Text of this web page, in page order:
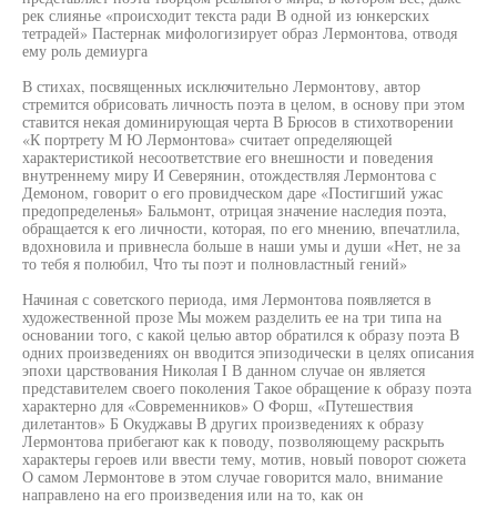
рек слиянье «происходит текста ради В одной из юнкерских
тетрадей» Пастернак мифологизирует образ Лермонтова, отводя
ему роль демиурга
В стихах, посвященных исключительно Лермонтову, автор
стремится обрисовать личность поэта в целом, в основу при этом
ставится некая доминирующая черта В Брюсов в стихотворении
«К портрету М Ю Лермонтова» считает определяющей
характеристикой несоответствие его внешности и поведения
внутреннему миру И Северянин, отождествляя Лермонтова с
Демоном, говорит о его провидческом даре «Постигший ужас
предопределенья» Бальмонт, отрицая значение наследия поэта,
обращается к его личности, которая, по его мнению, впечатлила,
вдохновила и привнесла больше в наши умы и души «Нет, не за
то тебя я полюбил, Что ты поэт и полновластный гений»
Начиная с советского периода, имя Лермонтова появляется в
художественной прозе Мы можем разделить ее на три типа на
основании того, с какой целью автор обратился к образу поэта В
одних произведениях он вводится эпизодически в целях описания
эпохи царствования Николая I В данном случае он является
представителем своего поколения Такое обращение к образу поэта
характерно для «Современников» О Форш, «Путешествия
дилетантов» Б Окуджавы В других произведениях к образу
Лермонтова прибегают как к поводу, позволяющему раскрыть
характеры героев или ввести тему, мотив, новый поворот сюжета
О самом Лермонтове в этом случае говорится мало, внимание
направлено на его произведения или на то, как он